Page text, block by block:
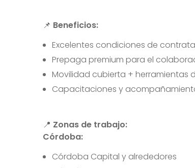
📌 Beneficios:
Excelentes condiciones de
Prepaga premium para el
Movilidad cubierta + herramientas
Capacitaciones y
📍 Zonas de trabajo:
Córdoba:
Córdoba Capital y alrededores